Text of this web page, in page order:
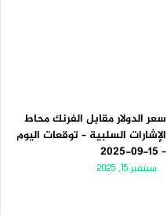
سعر الدولار مقابل الفرنك محاط
الإشارات السلبية – توقعات اليوم
– 15-09-2025
سبتمبر 15, 2025